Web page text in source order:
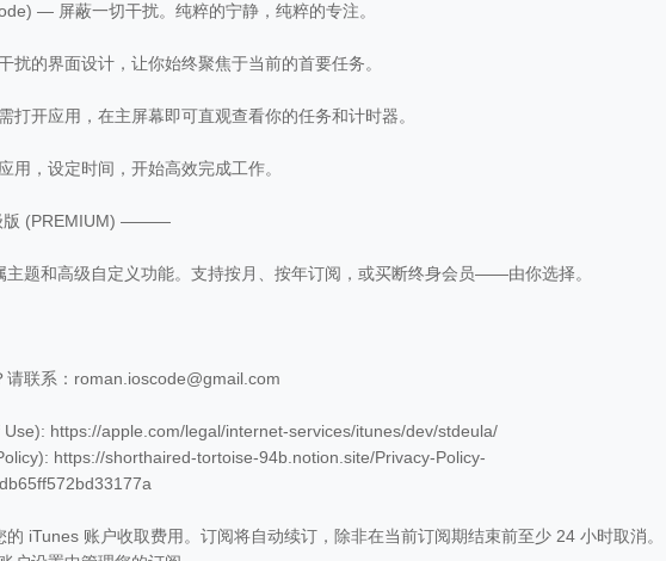
— 屏蔽一切干扰。纯粹的宁静，纯粹的专注。
的界面设计，让你始终聚焦于当前的首要任务。
开应用，在主屏幕即可直观查看你的任务和计时器。
，设定时间，开始高效完成工作。
(PREMIUM) ———
主题和高级自定义功能。支持按月、按年订阅，或买断终身会员——由你选择。
请联系：roman.ioscode@gmail.com
Use): https://apple.com/legal/internet-services/itunes/dev/stdeula/
https://shorthaired-tortoise-94b.notion.site/Privacy-Policy-
iTunes 账户收取费用。订阅将自动续订，除非在当前订阅期结束前至少 24 小时取消。